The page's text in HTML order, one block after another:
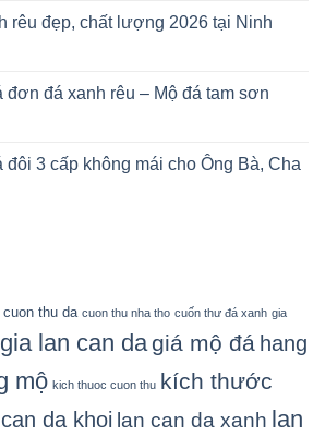
rêu đẹp, chất lượng 2026 tại Ninh
đơn đá xanh rêu – Mộ đá tam sơn
đôi 3 cấp không mái cho Ông Bà, Cha
cuon thu da cuon thu nha tho cuốn thư đá xanh gia
gia lan can dagiá mộ đá hang
mộ kich thuoc cuon thu kích thước
da khoi lan can da xanh lan